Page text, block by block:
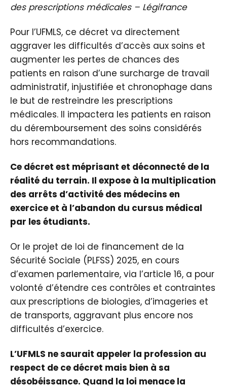
des prescriptions médicales – Légifrance
Pour l’UFMLS, ce décret va directement
aggraver les difficultés d’accès aux soins et
augmenter les pertes de chances des
patients en raison d’une surcharge de travail
administratif, injustifiée et chronophage dans
le but de restreindre les prescriptions
médicales. Il impactera les patients en raison
du déremboursement des soins considérés
hors recommandations.
Ce décret est méprisant et déconnecté de la
réalité du terrain. Il expose à la multiplication
des arrêts d’activité des médecins en
exercice et à l’abandon du cursus médical
par les étudiants.
Or le projet de loi de financement de la
Sécurité Sociale (PLFSS) 2025, en cours
d’examen parlementaire, via l’article 16, a pour
volonté d’étendre ces contrôles et contraintes
aux prescriptions de biologies, d’imageries et
de transports, aggravant plus encore nos
difficultés d’exercice.
L’UFMLS ne saurait appeler la profession au
respect de ce décret mais bien à sa
désobéissance. Quand la loi menace la